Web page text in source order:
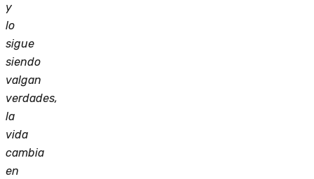
y
lo
sigue
siendo
valgan
verdades,
la
vida
cambia
en